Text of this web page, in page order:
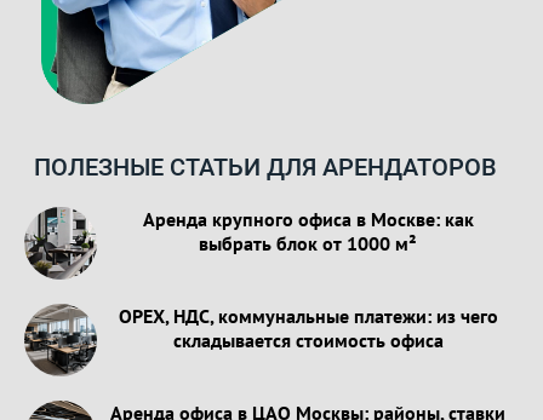
ПОЛЕЗНЫЕ СТАТЬИ ДЛЯ АРЕНДАТОРОВ
Аренда крупного офиса в Москве: как
выбрать блок от 1000 м²
OPEX, НДС, коммунальные платежи: из чего
складывается стоимость офиса
Аренда офиса в ЦАО Москвы: районы, ставки